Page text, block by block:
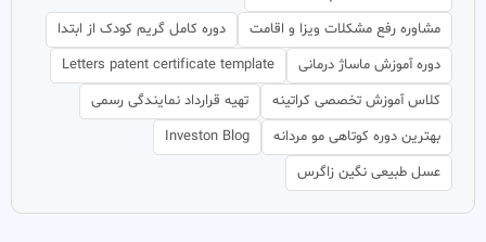
مشاوره رفع مشکلات ویزا و اقامت
دوره کامل گریم کودک از ابتدا
دوره آموزش ماساژ درمانی
Letters patent certificate template
کلاس آموزش تخصصی کراتینه
تهیه قرارداد نمایندگی رسمی
بهترین دوره کوتاهی مو مردانه
Investon Blog
عسل طبیعی نگین زاگرس